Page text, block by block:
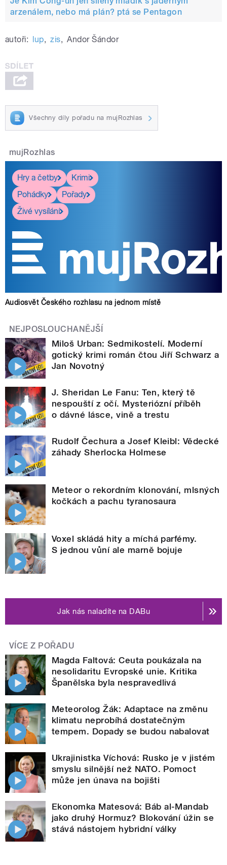
arzenálem, nebo má plán? ptá se Pentagon
autoři: lup, zis, Andor Šándor
Všechny díly pořadu na mujRozhlas
mujRozhlas
Hry a četby
Krimi
Pohádky
Pořady
Živé vysílání
Audiosvět Českého rozhlasu na jednom místě
NEJPOSLOUCHANĚJŠÍ
Miloš Urban: Sedmikostelí. Moderní
gotický krimi román čtou Jiří Schwarz a
Jan Novotný
J. Sheridan Le Fanu: Ten, který tě
nespouští z očí. Mysteriózní příběh
o dávné lásce, vině a trestu
Rudolf Čechura a Josef Kleibl: Vědecké
záhady Sherlocka Holmese
Meteor o rekordním klonování, mlsných
kočkách a pachu tyranosaura
Voxel skládá hity a míchá parfémy.
S jednou vůní ale marně bojuje
Jak nás naladíte na DABu
VÍCE Z POŘADU
Magda Faltová: Ceuta poukázala na
nesolidaritu Evropské unie. Kritika
Španělska byla nespravedlivá
Meteorolog Žák: Adaptace na změnu
klimatu neprobíhá dostatečným
tempem. Dopady se budou nabalovat
Ukrajinistka Víchová: Rusko je v jistém
smyslu silnější než NATO. Pomoct
může jen únava na bojišti
Ekonomka Matesová: Báb al-Mandab
jako druhý Hormuz? Blokování úžin se
stává nástojem hybridní války